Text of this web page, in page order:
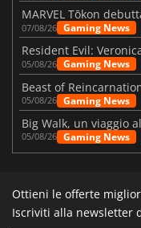
07/08/26 Gaming News
05/08/26 Gaming News
05/08/26 Gaming News
Big Walk, un viaggio
05/08/26 Gaming News
Ottieni le offerte
Iscriviti alla newsletter